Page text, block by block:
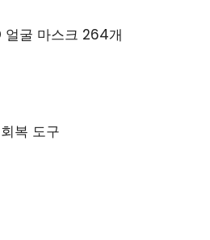
얼굴 마스크 264개
복 도구